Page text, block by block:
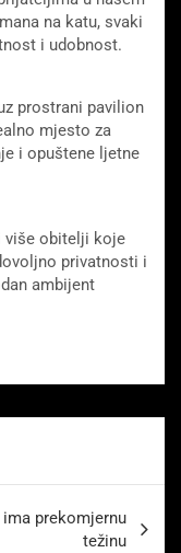
na katu, svaki
i udobnost.
prostrani pavilion
mjesto za
i opuštene ljetne
više obitelji koje
privatnosti i
ambijent
prekomjernu
težinu